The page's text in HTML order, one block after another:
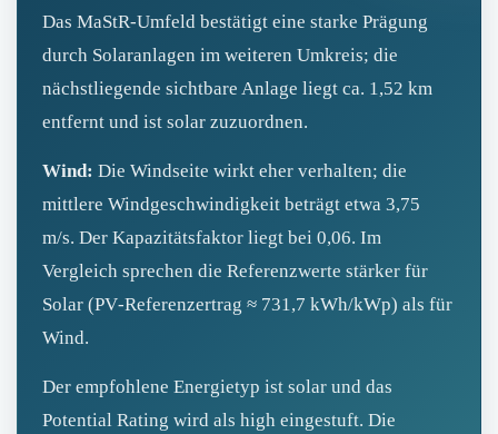
Das MaStR‑Umfeld bestätigt eine starke Prägung
durch Solaranlagen im weiteren Umkreis; die
nächstliegende sichtbare Anlage liegt ca. 1,52 km
entfernt und ist solar zuzuordnen.
Wind: Die Windseite wirkt eher verhalten; die
mittlere Windgeschwindigkeit beträgt etwa 3,75
m/s. Der Kapazitätsfaktor liegt bei 0,06. Im
Vergleich sprechen die Referenzwerte stärker für
Solar (PV‑Referenzertrag ≈ 731,7 kWh/kWp) als für
Wind.
Der empfohlene Energietyp ist solar und das
Potential Rating wird als high eingestuft. Die